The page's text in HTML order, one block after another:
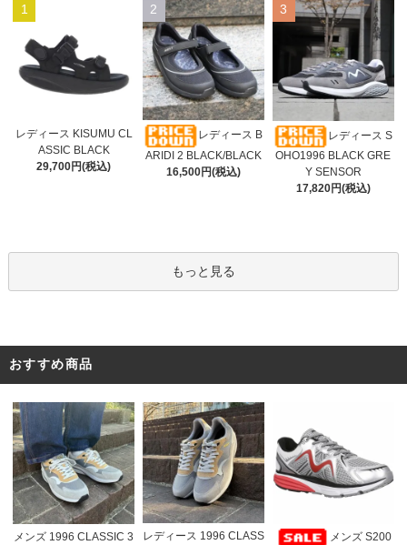
1
レディース KISUMU CL
ASSIC BLACK
29,700円(税込)
2
レディース B
ARIDI 2 BLACK/BLACK
16,500円(税込)
3
レディース S
OHO1996 BLACK GRE
Y SENSOR
17,820円(税込)
もっと見る
おすすめ商品
メンズ 1996 CLASSIC 3
レディース 1996 CLASS
メンズ S200